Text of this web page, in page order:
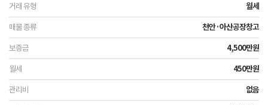
월세
천안·아산공장창고
4,500만원
450만원
없음